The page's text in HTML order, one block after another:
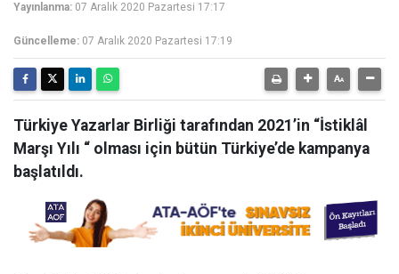
Yayınlanma: 07 Aralık 2020 Pazartesi 17:17
Güncelleme: 07 Aralık 2020 Pazartesi 17:19
Türkiye Yazarlar Birliği tarafından 2021’in “İstiklâl
Marşı Yılı “ olması için bütün Türkiye’de kampanya
başlatıldı.